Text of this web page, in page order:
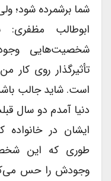
شما برشمرده شود؛
ابوطالب
شخصیت‌هایی
تأثیرگذار روی کار
است. شاید جالب باشد
دنیا آمدم دو سال
ایشان در خانواده
طوری که این
وجودش را حس